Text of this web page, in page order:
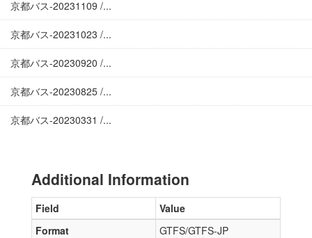
京都バス-20231109 /...
京都バス-20231023 /...
京都バス-20230920 /...
京都バス-20230825 /...
京都バス-20230331 /...
Additional Information
Field
Value
Format
GTFS/GTFS-JP